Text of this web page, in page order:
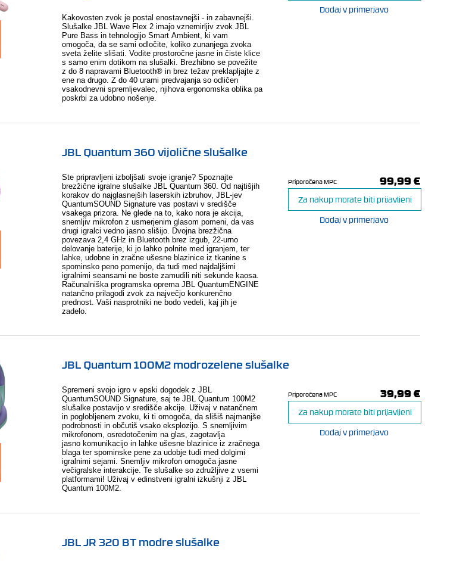
Kakovosten zvok je postal enostavnejši - in zabavnejši.
Slušalke JBL Wave Flex 2 imajo vznemirljiv zvok JBL
Pure Bass in tehnologijo Smart Ambient, ki vam
omogoča, da se sami odločite, koliko zunanjega zvoka
sveta želite slišati. Vodite prostoročne jasne in čiste klice
s samo enim dotikom na slušalki. Brezhibno se povežite
z do 8 napravami Bluetooth® in brez težav preklapljajte z
ene na drugo. Z do 40 urami predvajanja so odličen
vsakodnevni spremljevalec, njihova ergonomska oblika pa
poskrbi za udobno nošenje.
Dodaj v primerjavo
JBL Quantum 360 vijolične slušalke
Ste pripravljeni izboljšati svoje igranje? Spoznajte
brezžične igralne slušalke JBL Quantum 360. Od najtišjih
korakov do najglasnejših laserskih izbruhov, JBL-jev
QuantumSOUND Signature vas postavi v središče
vsakega prizora. Ne glede na to, kako nora je akcija,
snemljiv mikrofon z usmerjenim glasom pomeni, da vas
drugi igralci vedno jasno slišijo. Dvojna brezžična
povezava 2,4 GHz in Bluetooth brez izgub, 22-urno
delovanje baterije, ki jo lahko polnite med igranjem, ter
lahke, udobne in zračne ušesne blazinice iz tkanine s
spominsko peno pomenijo, da tudi med najdaljšimi
igralnimi seansami ne boste zamudili niti sekunde kaosa.
Računalniška programska oprema JBL QuantumENGINE
natančno prilagodi zvok za največjo konkurenčno
prednost. Vaši nasprotniki ne bodo vedeli, kaj jih je
zadelo.
Priporočena MPC 99,99 €
Za nakup morate biti prijavljeni
Dodaj v primerjavo
JBL Quantum 100M2 modrozelene slušalke
Spremeni svojo igro v epski dogodek z JBL
QuantumSOUND Signature, saj te JBL Quantum 100M2
slušalke postavijo v središče akcije. Uživaj v natančnem
in poglobljenem zvoku, ki ti omogoča, da slišiš najmanjše
podrobnosti in občutiš vsako eksplozijo. S snemljivim
mikrofonom, osredotočenim na glas, zagotavlja
jasno komunikacijo in lahke ušesne blazinice iz zračnega
blaga ter spominske pene za udobje tudi med dolgimi
igralnimi sejami. Snemljiv mikrofon omogoča jasne
večigralske interakcije. Te slušalke so združljive z vsemi
platformami! Uživaj v edinstveni igralni izkušnji z JBL
Quantum 100M2.
Priporočena MPC 39,99 €
Za nakup morate biti prijavljeni
Dodaj v primerjavo
JBL JR 320 BT modre slušalke